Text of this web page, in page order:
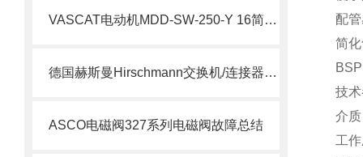
VASCAT电动机MDD-SW-250-Y 16简要介绍
德国赫斯曼Hirschmann交换机/连接器介绍
ASCO电磁阀327系列电磁阀故障总结
配
简
技
介
工